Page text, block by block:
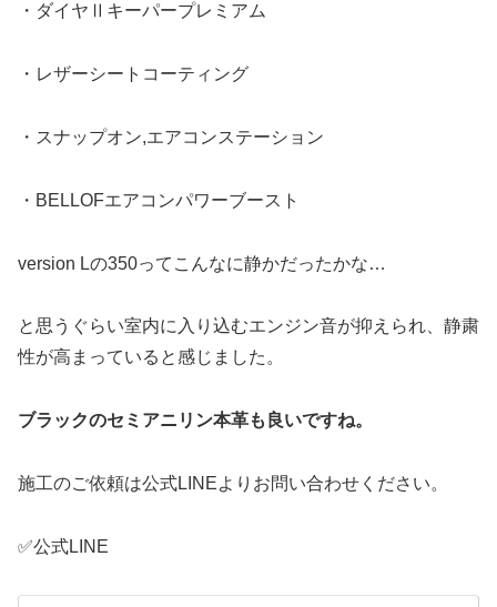
・ダイヤⅡキーパープレミアム
・レザーシートコーティング
・スナップオン,エアコンステーション
・BELLOFエアコンパワーブースト
version Lの350ってこんなに静かだったかな…
と思うぐらい室内に入り込むエンジン音が抑えられ、静粛
性が高まっていると感じました。
ブラックのセミアニリン本革も良いですね。
施工のご依頼は公式LINEよりお問い合わせください。
✅公式LINE